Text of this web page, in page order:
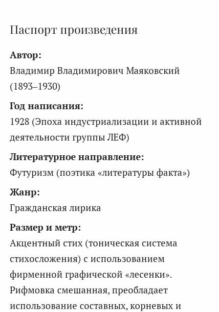
Паспорт произведения
Автор:
Владимир Владимирович Маяковский
(1893–1930)
Год написания:
1928 (Эпоха индустриализации и активной
деятельности группы ЛЕФ)
Литературное направление:
Футуризм (поэтика «литературы факта»)
Жанр:
Гражданская лирика
Размер и метр:
Акцентный стих (тоническая система
стихосложения) с использованием
фирменной графической «лесенки».
Рифмовка смешанная, преобладает
использование составных, корневых и